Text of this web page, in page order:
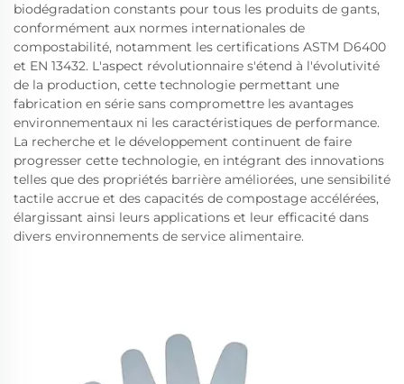
biodégradation constants pour tous les produits de gants,
conformément aux normes internationales de
compostabilité, notamment les certifications ASTM D6400
et EN 13432. L'aspect révolutionnaire s'étend à l'évolutivité
de la production, cette technologie permettant une
fabrication en série sans compromettre les avantages
environnementaux ni les caractéristiques de performance.
La recherche et le développement continuent de faire
progresser cette technologie, en intégrant des innovations
telles que des propriétés barrière améliorées, une sensibilité
tactile accrue et des capacités de compostage accélérées,
élargissant ainsi leurs applications et leur efficacité dans
divers environnements de service alimentaire.